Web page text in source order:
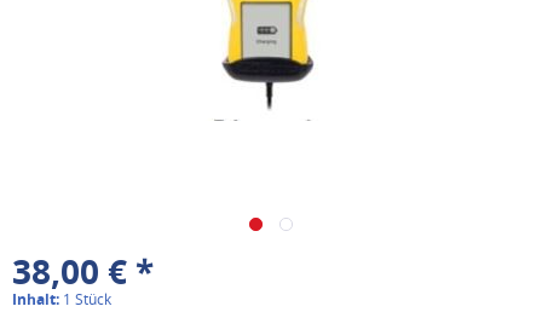
38,00 € *
Inhalt: 1 Stück